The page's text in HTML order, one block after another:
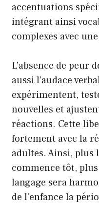
accentuations
intégrant ainsi
complexes avec
L’absence de peur
aussi l’audace
expérimentent,
nouvelles et
réactions. Cette
fortement avec la
adultes. Ainsi, plus
commence tôt,
langage sera
de l’enfance la